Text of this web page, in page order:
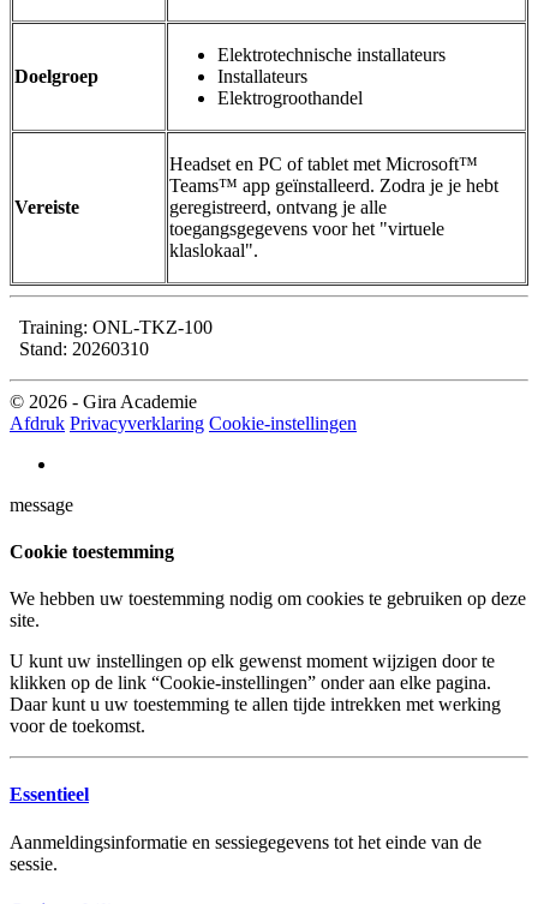
Doelgroep
Elektrotechnische installateurs
Installateurs
Elektrogroothandel
Vereiste
Headset en PC of tablet met Microsoft™
Teams™ app geïnstalleerd. Zodra je je hebt
geregistreerd, ontvang je alle
toegangsgegevens voor het "virtuele
klaslokaal".
Training: ONL-TKZ-100
Stand: 20260310
© 2026 - Gira Academie
Afdruk Privacyverklaring Cookie-instellingen
message
Cookie toestemming
We hebben uw toestemming nodig om cookies te gebruiken op deze
site.
U kunt uw instellingen op elk gewenst moment wijzigen door te
klikken op de link “Cookie-instellingen” onder aan elke pagina.
Daar kunt u uw toestemming te allen tijde intrekken met werking
voor de toekomst.
Essentieel
Aanmeldingsinformatie en sessiegegevens tot het einde van de
sessie.